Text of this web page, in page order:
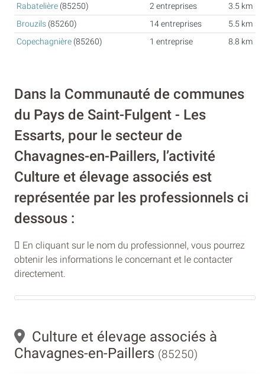
Rabatelière (85250) 2 entreprises
3.5 km
Brouzils (85260) 14 entreprises
5.5 km
Copechagnière (85260) 1 entreprise 8.8 km
Dans la Communauté de communes
du Pays de Saint-Fulgent - Les
Essarts, pour le secteur de
Chavagnes-en-Paillers, l’activité
Culture et élevage associés est
représentée par les professionnels ci
dessous :
En cliquant sur le nom du professionnel, vous pourrez
obtenir les informations le concernant et le contacter
directement.
Culture et élevage associés à
Chavagnes-en-Paillers (85250)